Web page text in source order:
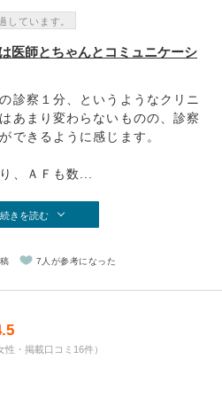
しています。
医師とちゃんとコミュニケーシ
診察１分、というようなクリニ
あまり変わらないものの、診察
できるように感じます。
、ＡＦも数...
続きを読む
7人が参考になった
・掲載口コミ16件）